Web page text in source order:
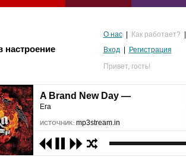
настроение
О нас Как работает?
Вход
Регистрация
Привет, гость!
A Brand New Day —
Era
ИСТОЧНИК: mp3stream.in